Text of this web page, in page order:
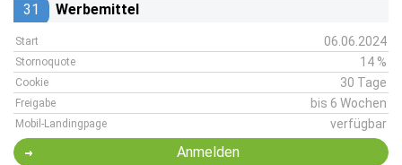
31 Werbemittel
Start 06.06.2024
Stornoquote 14 %
Cookie 30 Tage
Freigabe bis 6 Wochen
Mobil-Landingpage verfügbar
Anmelden